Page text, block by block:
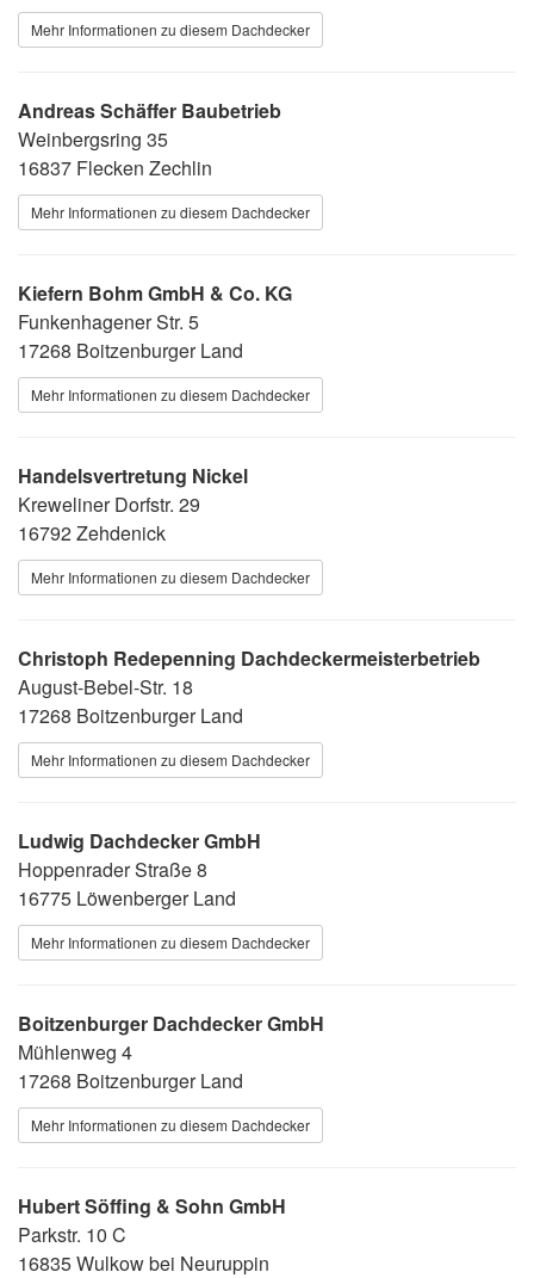
Mehr Informationen zu diesem Dachdecker
Andreas Schäffer Baubetrieb
Weinbergsring 35
16837 Flecken Zechlin
Mehr Informationen zu diesem Dachdecker
Kiefern Bohm GmbH & Co. KG
Funkenhagener Str. 5
17268 Boitzenburger Land
Mehr Informationen zu diesem Dachdecker
Handelsvertretung Nickel
Kreweliner Dorfstr. 29
16792 Zehdenick
Mehr Informationen zu diesem Dachdecker
Christoph Redepenning Dachdeckermeisterbetrieb
August-Bebel-Str. 18
17268 Boitzenburger Land
Mehr Informationen zu diesem Dachdecker
Ludwig Dachdecker GmbH
Hoppenrader Straße 8
16775 Löwenberger Land
Mehr Informationen zu diesem Dachdecker
Boitzenburger Dachdecker GmbH
Mühlenweg 4
17268 Boitzenburger Land
Mehr Informationen zu diesem Dachdecker
Hubert Söffing & Sohn GmbH
Parkstr. 10 C
16835 Wulkow bei Neuruppin